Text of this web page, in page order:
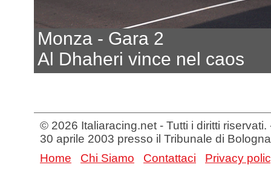
Monza - Gara 2
Al Dhaheri vince nel caos
© 2026 Italiaracing.net - Tutti i diritti
30 aprile 2003 presso il Tribunale di Bologna
Home
Chi Siamo Contattaci Privacy